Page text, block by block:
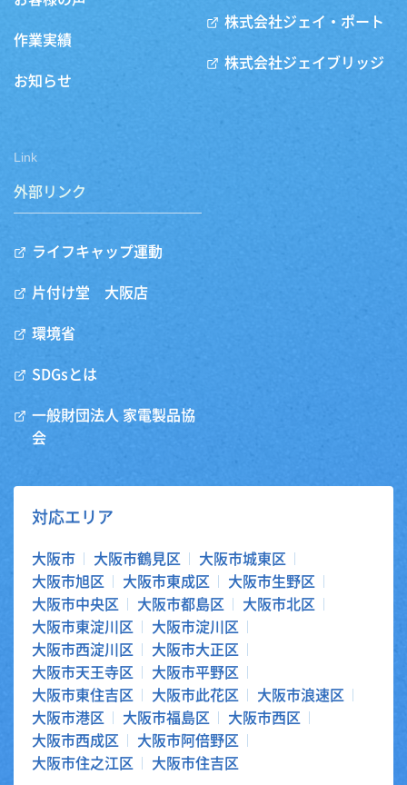
作業実績
お知らせ
株式会社ジェイ・ポート
株式会社ジェイブリッジ
Link
外部リンク
ライフキャップ運動
片付け堂 大阪店
環境省
SDGsとは
一般財団法人 家電製品協
会
対応エリア
大阪市 大阪市鶴見区
大阪市城東区
大阪市旭区
大阪市東成区
大阪市生野区
大阪市中央区
大阪市都島区
大阪市北区
大阪市東淀川区
大阪市淀川区
大阪市西淀川区
大阪市大正区
大阪市天王寺区
大阪市平野区
大阪市東住吉区
大阪市此花区
大阪市浪速区
大阪市港区
大阪市福島区
大阪市西区
大阪市西成区
大阪市阿倍野区
大阪市住之江区
大阪市住吉区